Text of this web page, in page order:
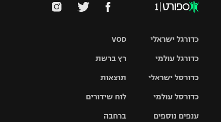
VOD
רץ ברשת
תוצאות
לוח שידורים
ברחבה
כדורגל ישראלי
גביע הטוטו
כדורגל עולמי
האלופות
ליגה
כדורסל ישראלי
סל
כדורסל עולמי
ענפים נוספים